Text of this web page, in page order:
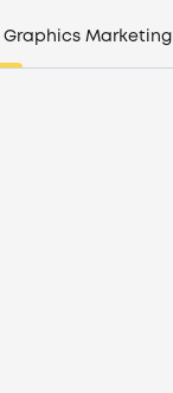
Graphics Marketing